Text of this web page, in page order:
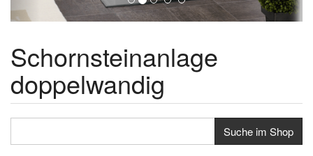
Schornsteinanlage
doppelwandig
Suche im Shop